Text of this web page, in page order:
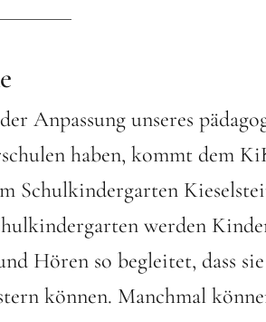
Anpassung unseres
haben, kommt dem
Schulkindergarten
werden
Hören so begleitet, dass
können. Manchmal